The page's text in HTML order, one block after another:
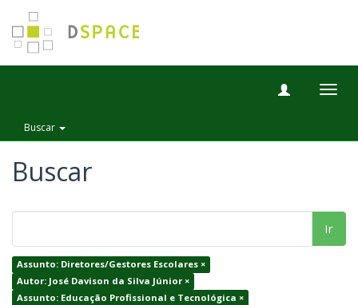
Buscar
Buscar
Ir
Assunto: Diretores/Gestores Escolares ×
Autor: José Davison da Silva Júnior ×
Assunto: Educação Profissional e Tecnológica ×